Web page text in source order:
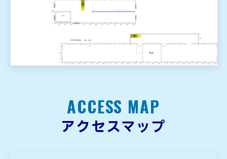
ACCESS MAP
アクセスマップ